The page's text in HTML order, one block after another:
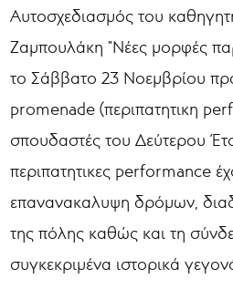
Αυτοσχεδιασμός του
Ζαμπουλάκη "Νέες μορφές
το Σάββατο 23 Νοεμβρίου
promenade (περιπατητικη
σπουδαστές του Δεύτερου
περιπατητικες performance
επανανακαλυψη δρόμων,
της πόλης καθώς και τη
συγκεκριμένα ιστορικά